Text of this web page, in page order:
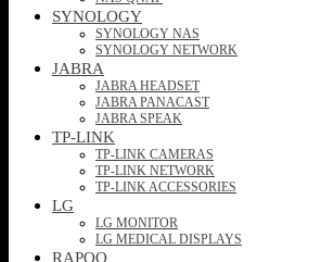
SYNOLOGY
SYNOLOGY NAS
SYNOLOGY NETWORK
JABRA
JABRA HEADSET
JABRA PANACAST
JABRA SPEAK
TP-LINK
TP-LINK CAMERAS
TP-LINK NETWORK
TP-LINK ACCESSORIES
LG
LG MONITOR
LG MEDICAL DISPLAYS
RAPOO